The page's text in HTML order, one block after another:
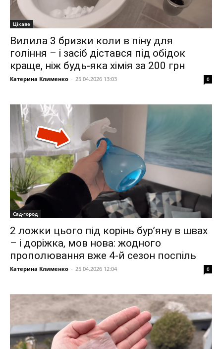
Цікаве
Вилила 3 бризки коли в піну для
гоління – і засіб дістався під обідок
краще, ніж будь-яка хімія за 200 грн
Катерина Клименко - 25.04.2026 13:03 0
Сад-город
2 ложки цього під корінь бур’яну в швах
– і доріжка, мов нова: жодного
прополювання вже 4-й сезон поспіль
Катерина Клименко - 25.04.2026 12:04 0